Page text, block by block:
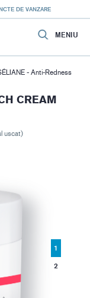
DE VANZARE
MENIU
- Anti-Redness
CREAM
uscat)
1
2